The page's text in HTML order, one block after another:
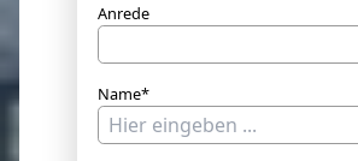
Anrede
Name*